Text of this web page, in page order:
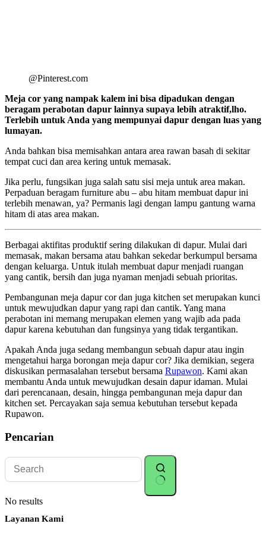
@Pinterest.com
Meja cor yang nampak kalem ini bisa dipadukan dengan
beragam perabotan dapur lainnya supaya lebih atraktif,lho.
Terlebih untuk Anda yang mempunyai dapur dengan luas yang
lumayan.
Anda bahkan bisa memisahkan antara area rawan basah di sekitar
tempat cuci dan area kering untuk memasak.
Jika perlu, fungsikan juga salah satu sisi meja untuk area makan.
Perpaduan beragam furniture abu – abu hitam membuat dapur ini
terlebih menawan, ya? Permanis lagi dengan lampu gantung warna
hitam di atas area makan.
Berbagai aktifitas produktif sering dilakukan di dapur. Mulai dari
memasak, makan bersama atau bahkan sekedar berkumpul bersama
dengan keluarga. Untuk itulah membuat dapur menjadi ruangan
yang cantik, bersih dan juga nyaman menjadi sebuah prioritas.
Pembangunan meja dapur cor dan juga kitchen set merupakan kunci
untuk mewujudkan dapur yang rapi dan cantik. Yang mana
perabotan ini memang merupakan elemen yang wajib ada pada
dapur karena kebutuhan dan fungsinya yang tidak tergantikan.
Apakah Anda juga sedang membangun sebuah dapur atau ingin
mengetahui harga borongan meja dapur cor? Jika demikian, segera
diskusikan permasalahan tersebut bersama Rupawon. Kami akan
membantu Anda untuk mewujudkan desain dapur idaman. Mulai
dari perencanaan, desain, hingga pembangunan meja dapur dan
kitchen set. Percayakan saja semua kebutuhan tersebut kepada
Rupawon.
Pencarian
No results
Layanan Kami